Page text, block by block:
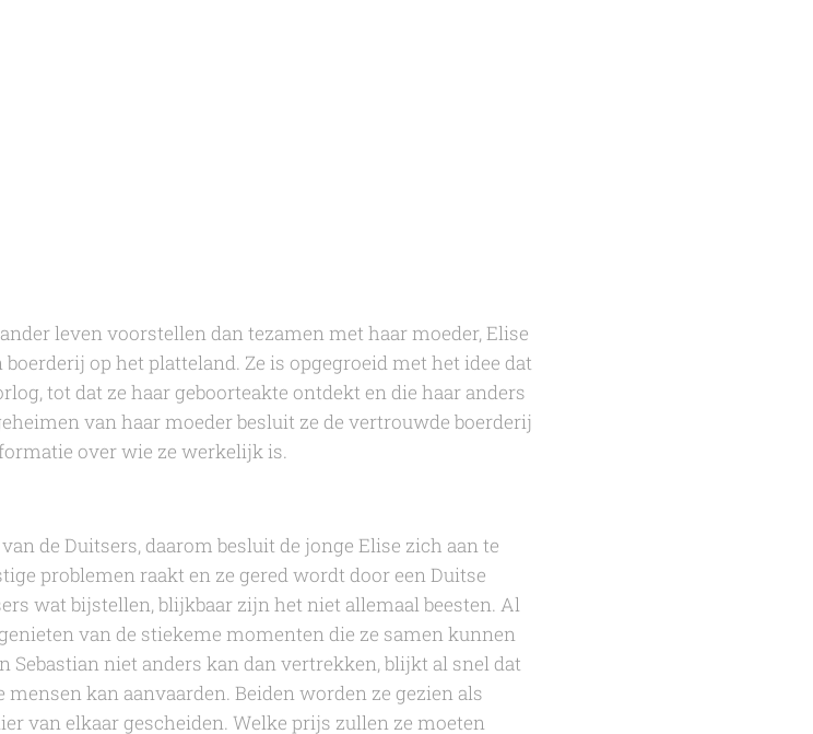
leven voorstellen dan tezamen met haar moeder, Elise
op het platteland. Ze is opgegroeid met het idee dat
tot dat ze haar geboorteakte ontdekt en die haar anders
van haar moeder besluit ze de vertrouwde boerderij
over wie ze werkelijk is.
de Duitsers, daarom besluit de jonge Elise zich aan te
problemen raakt en ze gered wordt door een Duitse
wat bijstellen, blijkbaar zijn het niet allemaal beesten. Al
van de stiekeme momenten die ze samen kunnen
Sebastian niet anders kan dan vertrekken, blijkt al snel dat
kan aanvaarden. Beiden worden ze gezien als
van elkaar gescheiden. Welke prijs zullen ze moeten